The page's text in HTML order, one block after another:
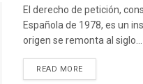
El derecho de petición,
Española de 1978, es un
origen se remonta al siglo...
READ MOREDETAILS